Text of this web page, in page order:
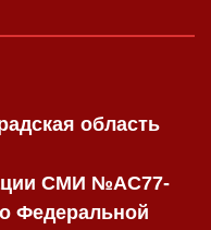
область
СМИ №AC77-
Федеральной